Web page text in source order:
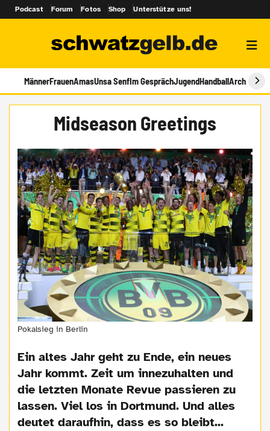
Podcast Forum Fotos Shop Unterstütze uns!
MännerFrauenAmasUnsa SenfIm GesprächJugendHandballArchiv
Midseason Greetings
Pokalsieg in Berlin
Ein altes Jahr geht zu Ende, ein neues
Jahr kommt. Zeit um innezuhalten und
die letzten Monate Revue passieren zu
lassen. Viel los in Dortmund. Und alles
deutet daraufhin, dass es so bleibt...